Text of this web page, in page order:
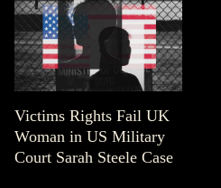
Victims Rights Fail UK
Woman in US Military
Court Sarah Steele Case